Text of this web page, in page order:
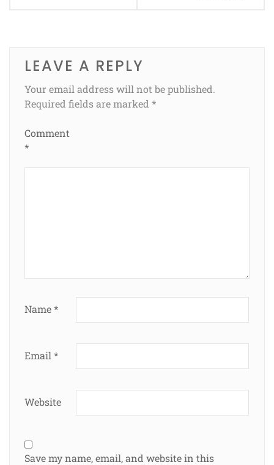
LEAVE A REPLY
Your email address will not be published.
Required fields are marked *
Comment
*
Name*
Email *
Website
Save my name, email, and website in this